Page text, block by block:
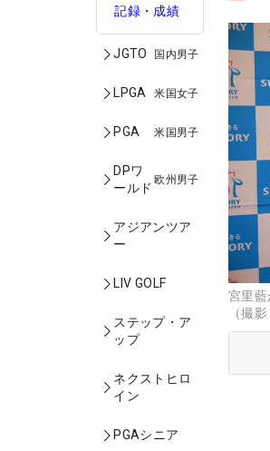
記録・成績
JGTO 国内男子
LPGA 米国女子
PGA 米国男子
DPワ
ールド
欧州男子
アジアンツア
ー
LIV GOLF
ステップ・ア
ップ
ネクストヒロ
イン
PGAシニア
宮里
（撮